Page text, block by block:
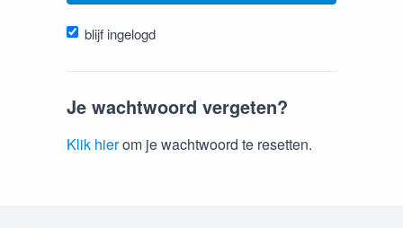
blijf ingelogd
Je wachtwoord vergeten?
Klik hierom je wachtwoord te resetten.